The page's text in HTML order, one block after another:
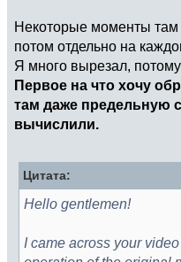
Некоторые моменты
потом отдельно на
Я много вырезал,
Первое на что хочу
там даже предельную
вычислили.
Цитата:
Hello gentlemen!
I came across your